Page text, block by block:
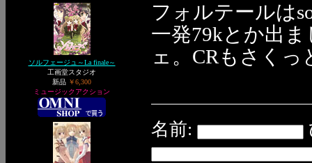
ソルフェージュ～La finale～
工画堂スタジオ
新品 ￥6,300
ミュージックアクション
フォルテールは
一発79kとか出
ェ。CRもさく
名前: